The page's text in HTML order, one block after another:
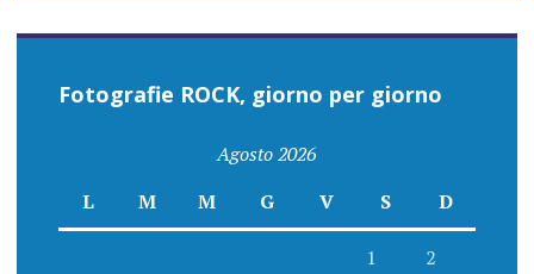
Fotografie ROCK, giorno per giorno
Agosto 2026
L
M M G V S D
1 2